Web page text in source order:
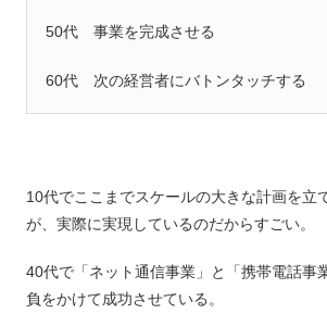
50代 事業を完成させる
60代 次の経営者にバトンタッチする
10代でここまでスケールの大きな計画を立
が、実際に実現しているのだからすごい。
40代で「ネット通信事業」と「携帯電話事
負をかけて成功させている。